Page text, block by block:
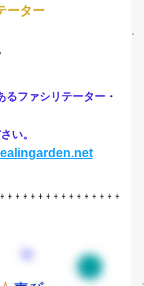
ーター
るファシリテーター・
い。